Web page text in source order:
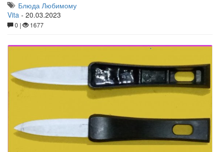
Блюда Любимому
Vita - 20.03.2023
0 | 1677